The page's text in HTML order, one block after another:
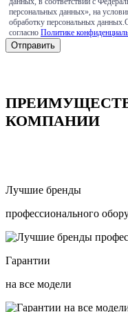
персональных данных», на
обработку персональных
согласно Политике
КОМПАНИИ
Лучшие бренды
профессионального
Гарантии
на все модели